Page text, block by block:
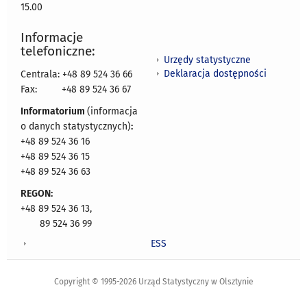
15.00
Informacje
telefoniczne:
Centrala: +48 89 524 36 66
Fax:
+48 89 524 36 67
Informatorium (informacja
o danych statystycznych):
+48 89 524 36 16
+48 89 524 36 15
+48 89 524 36 63
REGON:
+48 89 524 36 13,
89 524 36 99
Urzędy statystyczne
Deklaracja dostępności
ESS
Copyright © 1995-2026 Urząd Statystyczny w Olsztynie